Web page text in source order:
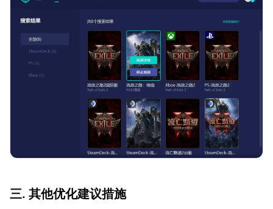
三. 其他优化建议措施